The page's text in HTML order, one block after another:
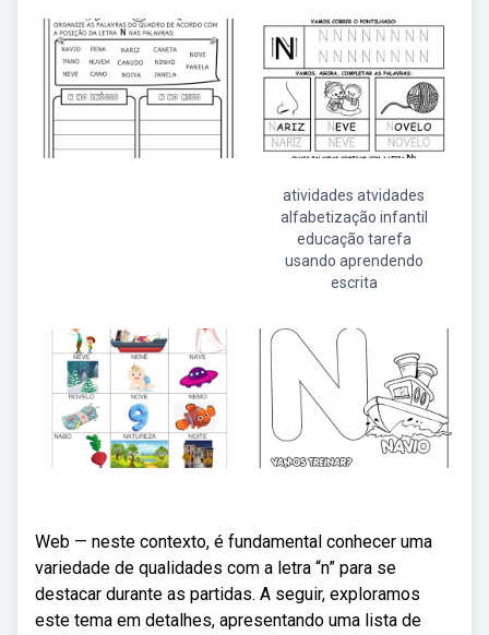
atividades atvidades
alfabetização infantil
educação tarefa
usando aprendendo
escrita
Web — neste contexto, é fundamental conhecer uma
variedade de qualidades com a letra “n” para se
destacar durante as partidas. A seguir, exploramos
este tema em detalhes, apresentando uma lista de